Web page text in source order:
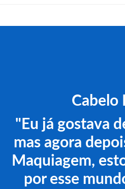
Cabelo
"Eu já gostava
mas agora
Maquiagem,
por esse